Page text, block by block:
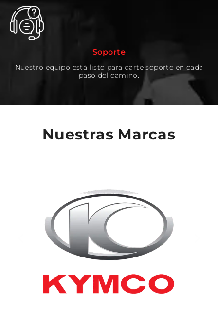
Soporte
Nuestro equipo está listo para darte soporte en cada
paso del camino.
Nuestras Marcas